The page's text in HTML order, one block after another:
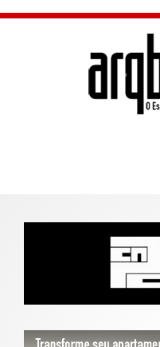
Skip to main content